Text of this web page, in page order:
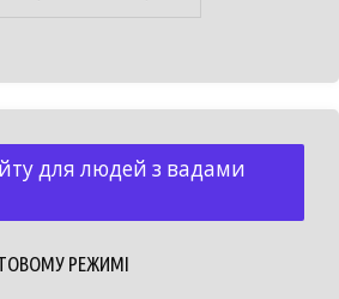
для людей з вадами
РЕЖИМІ